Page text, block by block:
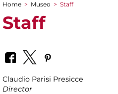
You are here
Home > Museo > Staff
Staff
Claudio Parisi Presicce
Director